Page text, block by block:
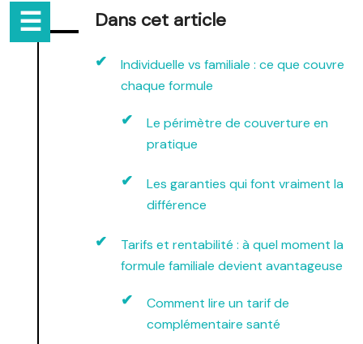
Dans cet article
Individuelle vs familiale : ce que couvre
chaque formule
Le périmètre de couverture en
pratique
Les garanties qui font vraiment la
différence
Tarifs et rentabilité : à quel moment la
formule familiale devient avantageuse
Comment lire un tarif de
complémentaire santé